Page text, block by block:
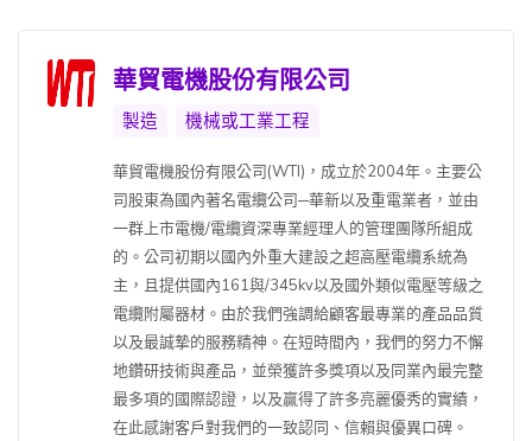
華貿電機股份有限公司
製造 機械或工業工程
華貿電機股份有限公司(WTI)，成立於2004年。主要公
司股東為國內著名電纜公司─華新以及重電業者，並由
一群上市電機/電纜資深專業經理人的管理團隊所組成
的。公司初期以國內外重大建設之超高壓電纜系統為
主，且提供國內161與/345kv以及國外類似電壓等級之
電纜附屬器材。由於我們強調給顧客最專業的產品品質
以及最誠摯的服務精神。在短時間內，我們的努力不懈
地鑽研技術與產品，並榮獲許多獎項以及同業內最完整
最多項的國際認證，以及贏得了許多亮麗優秀的實績，
在此感謝客戶對我們的一致認同、信賴與優異口碑。